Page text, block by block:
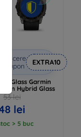
Reducere
cu cupon
EXTRA10
Garmin
Hybrid Glass
53 lei
lei
> 5 buc